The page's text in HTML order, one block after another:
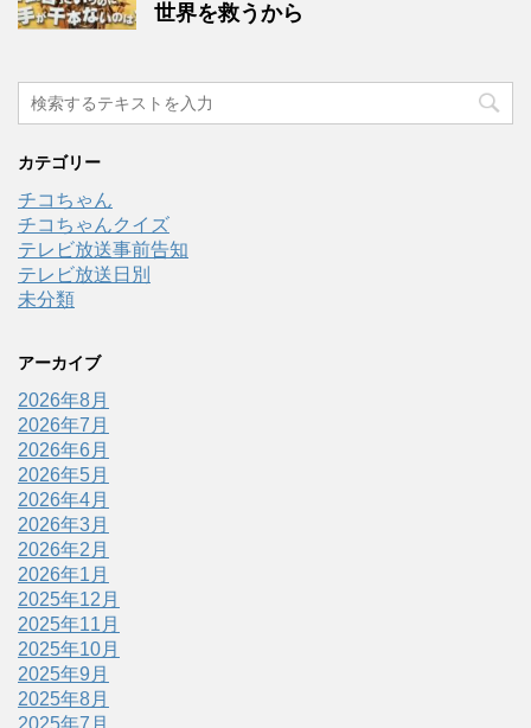
世界を救うから
カテゴリー
チコちゃん
チコちゃんクイズ
テレビ放送事前告知
テレビ放送日別
未分類
アーカイブ
2026年8月
2026年7月
2026年6月
2026年5月
2026年4月
2026年3月
2026年2月
2026年1月
2025年12月
2025年11月
2025年10月
2025年9月
2025年8月
2025年7月